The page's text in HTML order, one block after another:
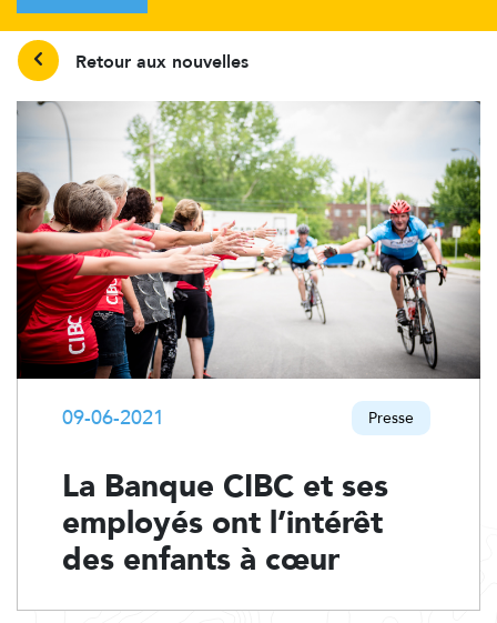
Retour aux nouvelles
09-06-2021 Presse
La Banque CIBC et ses
employés ont l’intérêt
des enfants à cœur